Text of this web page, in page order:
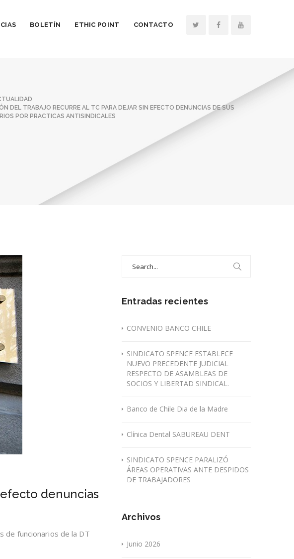
BOLETÍN ETHIC POINT CONTACTO
DEL TRABAJO RECURRE AL TC PARA DEJAR SIN EFECTO DENUNCIAS DE SUS
POR PRACTICAS ANTISINDICALES
denuncias
de funcionarios de la DT
Entradas recientes
CONVENIO BANCO CHILE
SINDICATO SPENCE ESTABLECE
NUEVO PRECEDENTE JUDICIAL
RESPECTO DE ASAMBLEAS DE
SOCIOS Y LIBERTAD SINDICAL.
Banco de Chile Dia de la Madre
Clínica Dental SABUREAU DENT
SINDICATO SPENCE PARALIZÓ
ÁREAS OPERATIVAS ANTE DESPIDOS
DE TRABAJADORES
Archivos
Junio 2026